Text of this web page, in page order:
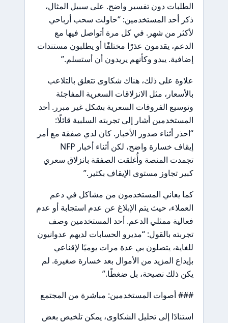
الطلبات دون تفسير واضح. على سبيل المثال،
ذكر أحد المستخدمين: “حاولت سحب أرباحي
لأكثر من شهر. في كل مرة أتواصل فيها مع
الدعم، يقدمون عذرًا مختلفًا أو يطلبون مستندات
إضافية. يبدو وكأنهم يريدون أن أستسلم.”
علاوة على ذلك، هناك شكاوى تتعلق بالتلاعب
بالأسعار، مثل الانزلاقات السعرية المفاجئة
وتوسيع الفروقات السعرية بشكل غير مبرر. أحد
المستخدمين أشار إلى تجربته السلبية قائلًا:
“احذر أثناء صدور الأخبار. كان لدي صفقة مع أمر
إيقاف خسارة واضح، لكن أثناء أخبار NFP
تجمدت المنصة وأُغلقت الصفقة بانزلاق سعري
كبير تجاوز مستوى الإيقاف بكثير.”
كما يعاني المستخدمون من مشاكل في دعم
العملاء، حيث يتم الإبلاغ عن عدم استجابة أو عدم
فعالية ممثلي الدعم. أحد المستخدمين وصف
تجربته بالقول: “مديرو الحسابات لديهم عدوانيون
للغاية، يتصلون بي عدة مرات يوميًا لإقناعي
بإيداع المزيد من الأموال بعد خسارة صغيرة. لم
يكن ذلك نصيحة، بل ضغطًا.”
### أصوات المستخدمين: مباشرة من المجتمع
استنادًا إلى تحليل الشكاوى، يمكن تلخيص بعض